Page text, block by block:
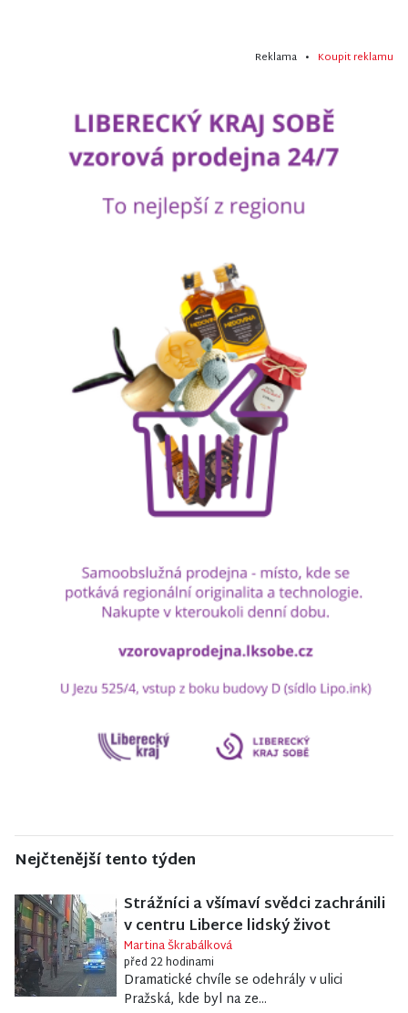
Reklama • Koupit reklamu
Nejčtenější tento týden
Strážníci a všímaví svědci zachránili
v centru Liberce lidský život
Martina Škrabálková
před 22 hodinami
Dramatické chvíle se odehrály v ulici
Pražská, kde byl na ze...